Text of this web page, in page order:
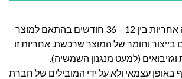
חברת לה גן מעניקה אחריות בין 12 – 36 חודשים בהתאם למוצר
וחומר של המוצר שרכשת. אחריות זו
(למעט מנגנון השמשיה).
באופן עצמאי ולא על ידי המובילים של חברת